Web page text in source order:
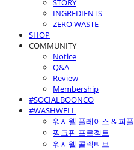
STORY
INGREDIENTS
ZERO WASTE
SHOP
COMMUNITY
Notice
Q&A
Review
Membership
#SOCIALBOONCO
#WASHWELL
워시웰 플레이스 & 피플
핑크핀 프로젝트
워시웰 콜렉티브